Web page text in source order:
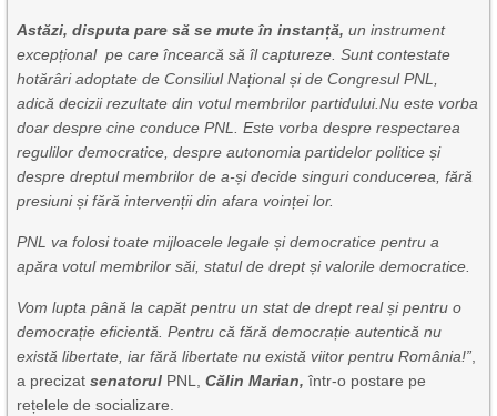
Astăzi, disputa pare să se mute în instanță, un instrument
excepțional pe care încearcă să îl captureze. Sunt contestate
hotărâri adoptate de Consiliul Național și de Congresul PNL,
adică decizii rezultate din votul membrilor partidului.Nu este vorba
doar despre cine conduce PNL. Este vorba despre respectarea
regulilor democratice, despre autonomia partidelor politice și
despre dreptul membrilor de a-și decide singuri conducerea, fără
presiuni și fără intervenții din afara voinței lor.
PNL va folosi toate mijloacele legale și democratice pentru a
apăra votul membrilor săi, statul de drept și valorile democratice.
Vom lupta până la capăt pentru un stat de drept real și pentru o
democrație eficientă. Pentru că fără democrație autentică nu
există libertate, iar fără libertate nu există viitor pentru România!”,
a precizatsenatorul PNL,Călin Marian,într-o postare pe
rețelele de socializare.